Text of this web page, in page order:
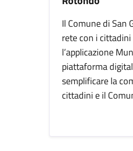
Il Comune di San
rete con i
l’applicazione
piattaforma
semplificare la
cittadini e il